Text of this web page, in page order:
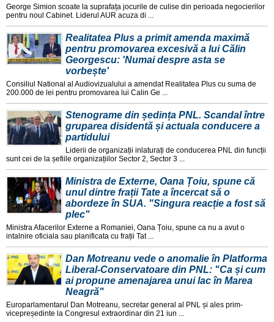
George Simion scoate la suprafața jocurile de culise din perioada negocierilor
pentru noul Cabinet. Liderul AUR acuza di ...
Realitatea Plus a primit amenda maximă
pentru promovarea excesivă a lui Călin
Georgescu: 'Numai despre asta se
vorbește'
Consiliul National al Audiovizualului a amendat Realitatea Plus cu suma de
200.000 de lei pentru promovarea lui Calin Ge ...
Stenograme din ședința PNL. Scandal între
gruparea disidentă și actuala conducere a
partidului
Liderii de organizații inlaturați de conducerea PNL din funcții
sunt cei de la șefiile organizațiilor Sector 2, Sector 3 ...
Ministra de Externe, Oana Țoiu, spune că
unul dintre frații Tate a încercat să o
abordeze în SUA. "Singura reacție a fost să
plec"
Ministra Afacerilor Externe a Romaniei, Oana Țoiu, spune ca nu a avut o
intalnire oficiala sau planificata cu frații Tat ...
Dan Motreanu vede o anomalie în Platforma
Liberal-Conservatoare din PNL: "Ca și cum
ai propune amenajarea unui lac în Marea
Neagră"
Europarlamentarul Dan Motreanu, secretar general al PNL și ales prim-
vicepreședinte la Congresul extraordinar din 21 iun ...